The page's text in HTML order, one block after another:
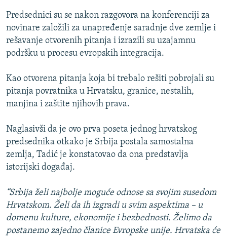
Predsednici su se nakon razgovora na konferenciji za
novinare založili za unapređenje saradnje dve zemlje i
rešavanje otvorenih pitanja i izrazili su uzajamnu
podršku u procesu evropskih integracija.
Kao otvorena pitanja koja bi trebalo rešiti pobrojali su
pitanja povratnika u Hrvatsku, granice, nestalih,
manjina i zaštite njihovih prava.
Naglasivši da je ovo prva poseta jednog hrvatskog
predsednika otkako je Srbija postala samostalna
zemlja, Tadić je konstatovao da ona predstavlja
istorijski događaj.
“Srbija želi najbolje moguće odnose sa svojim susedom
Hrvatskom. Želi da ih izgradi u svim aspektima – u
domenu kulture, ekonomije i bezbednosti. Želimo da
postanemo zajedno članice Evropske unije. Hrvatska će